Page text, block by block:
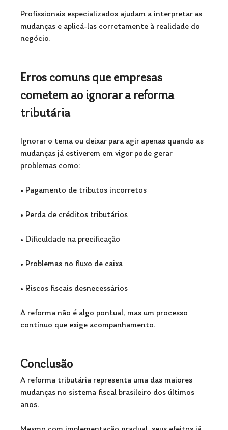
Profissionais especializados ajudam a interpretar as
mudanças e aplicá-las corretamente à realidade do
negócio.
Erros comuns que empresas
cometem ao ignorar a reforma
tributária
Ignorar o tema ou deixar para agir apenas quando as
mudanças já estiverem em vigor pode gerar
problemas como:
• Pagamento de tributos incorretos
• Perda de créditos tributários
• Dificuldade na precificação
• Problemas no fluxo de caixa
• Riscos fiscais desnecessários
A reforma não é algo pontual, mas um processo
contínuo que exige acompanhamento.
Conclusão
A reforma tributária representa uma das maiores
mudanças no sistema fiscal brasileiro dos últimos
anos.